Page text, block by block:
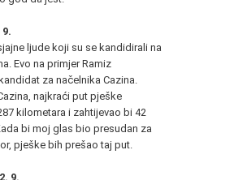
ljude koji su se kandidirali na
Evo na primjer Ramiz
za načelnika Cazina.
najkraći put pješke
kilometara i zahtijevao bi 42
bi moj glas bio presudan za
pješke bih prešao taj put.
9.